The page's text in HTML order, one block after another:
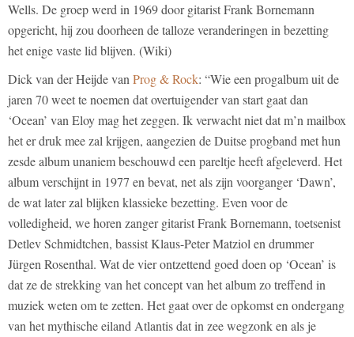
Wells. De groep werd in 1969 door gitarist Frank Bornemann
opgericht, hij zou doorheen de talloze veranderingen in bezetting
het enige vaste lid blijven. (Wiki)
Dick van der Heijde van Prog & Rock: “Wie een progalbum uit de
jaren 70 weet te noemen dat overtuigender van start gaat dan
‘Ocean’ van Eloy mag het zeggen. Ik verwacht niet dat m’n mailbox
het er druk mee zal krijgen, aangezien de Duitse progband met hun
zesde album unaniem beschouwd een pareltje heeft afgeleverd. Het
album verschijnt in 1977 en bevat, net als zijn voorganger ‘Dawn’,
de wat later zal blijken klassieke bezetting. Even voor de
volledigheid, we horen zanger gitarist Frank Bornemann, toetsenist
Detlev Schmidtchen, bassist Klaus-Peter Matziol en drummer
Jürgen Rosenthal. Wat de vier ontzettend goed doen op ‘Ocean’ is
dat ze de strekking van het concept van het album zo treffend in
muziek weten om te zetten. Het gaat over de opkomst en ondergang
van het mythische eiland Atlantis dat in zee wegzonk en als je